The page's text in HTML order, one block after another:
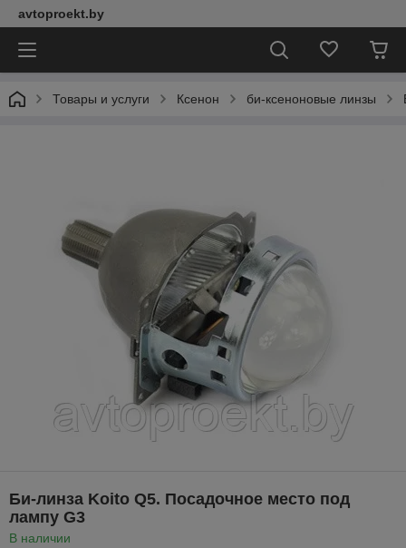
avtoproekt.by
Товары и услуги Ксенон би-ксеноновые линзы
Би-линза Koito Q5. Посадочное место под
лампу G3
В наличии